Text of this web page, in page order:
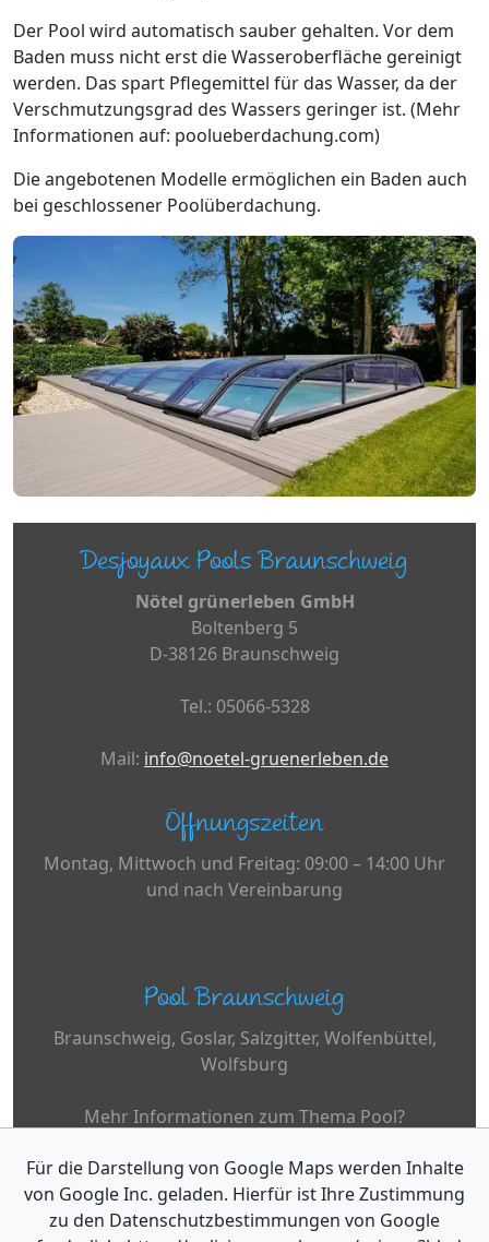
Der Pool wird automatisch sauber gehalten. Vor dem
Baden muss nicht erst die Wasseroberfläche gereinigt
werden. Das spart Pflegemittel für das Wasser, da der
Verschmutzungsgrad des Wassers geringer ist. (Mehr
Informationen auf: poolueberdachung.com)
Die angebotenen Modelle ermöglichen ein Baden auch
bei geschlossener Poolüberdachung.
Desjoyaux Pools Braunschweig
Nötel grünerleben GmbH
Boltenberg 5
D-38126 Braunschweig
Tel.: 05066-5328
Mail: info@noetel-gruenerleben.de
Öffnungszeiten
Montag, Mittwoch und Freitag: 09:00 – 14:00 Uhr
und nach Vereinbarung
Pool Braunschweig
Braunschweig, Goslar, Salzgitter, Wolfenbüttel,
Wolfsburg
Mehr Informationen zum Thema Pool?
www.desjoyaux.de
Für die Darstellung von Google Maps werden Inhalte
von Google Inc. geladen. Hierfür ist Ihre Zustimmung
zu den Datenschutzbestimmungen von Google